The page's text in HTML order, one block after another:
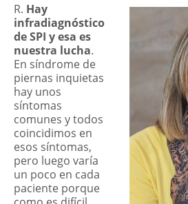
R. Hay
infradiagnóstico
de SPI y esa es
nuestra lucha.
En síndrome de
piernas inquietas
hay unos
síntomas
comunes y todos
coincidimos en
esos síntomas,
pero luego varía
un poco en cada
paciente porque